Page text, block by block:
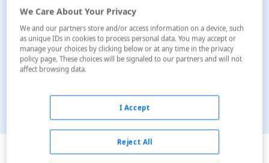
Ver en el mapa
We Care About Your Privacy
We and our partners store and/or access information on a device, such
as unique IDs in cookies to process personal data. You may accept or
manage your choices by clicking below or at any time in the privacy
policy page. These choices will be signaled to our partners and will not
affect browsing data.
Reject All
I Accept